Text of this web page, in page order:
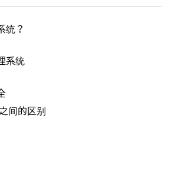
统？
系统
间的区别